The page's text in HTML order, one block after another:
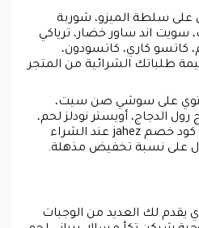
سلطة الميزو، شوربة
سويت اند ساور خضار، ترياكي
كاتسو كاري، كاتسودون،
طلباتك الشرائية من المتجر
على سوشي صن سيت،
الدجاج، أويستر نودلز لحم،
دجاج ماندرين، قم بإدراج كود خصم jahez عند الشراء
على نسبة تخفيض مذهلة.
لك العديد من الوجبات